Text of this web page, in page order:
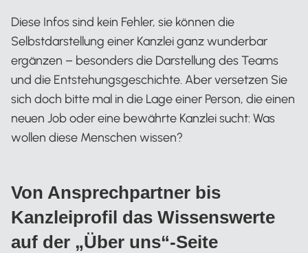
Diese Infos sind kein Fehler, sie können die
Selbstdarstellung einer Kanzlei ganz wunderbar
ergänzen – besonders die Darstellung des Teams
und die Entstehungsgeschichte. Aber versetzen Sie
sich doch bitte mal in die Lage einer Person, die einen
neuen Job oder eine bewährte Kanzlei sucht: Was
wollen diese Menschen wissen?
Von Ansprechpartner bis
Kanzleiprofil das Wissenswerte
auf der „Über uns“-Seite